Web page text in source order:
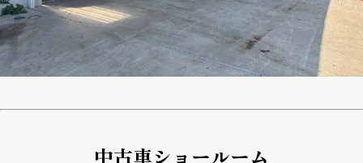
中古車ショールーム